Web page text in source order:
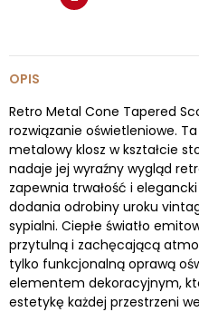
OPIS
Retro Metal Cone Tapered
rozwiązanie oświetleniowe.
metalowy klosz w kształcie
nadaje jej wyraźny wygląd
zapewnia trwałość i
dodania odrobiny uroku
sypialni. Ciepłe światło
przytulną i zachęcającą
tylko funkcjonalną oprawą
elementem dekoracyjnym,
estetykę każdej przestrzeni